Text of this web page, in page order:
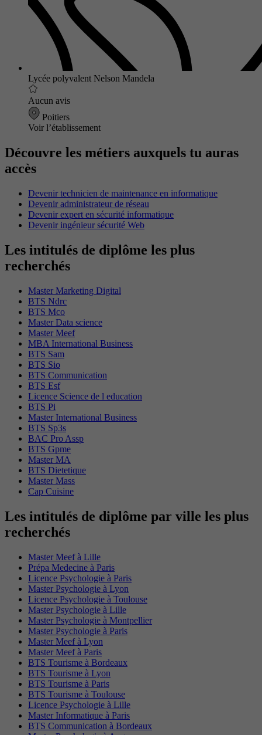
Lycée polyvalent Nelson Mandela
Aucun avis
Poitiers
Voir l’établissement
Découvre les métiers auxquels tu auras
accès
Devenir technicien de maintenance en informatique
Devenir administrateur de réseau
Devenir expert en sécurité informatique
Devenir ingénieur sécurité Web
Les intitulés de diplôme les plus
recherchés
Master Marketing Digital
BTS Ndrc
BTS Mco
Master Data science
Master Meef
MBA International Business
BTS Sam
BTS Sio
BTS Communication
BTS Esf
Licence Science de l education
BTS Pi
Master International Business
BTS Sp3s
BAC Pro Assp
BTS Gpme
Master MA
BTS Dietetique
Master Mass
Cap Cuisine
Les intitulés de diplôme par ville les plus
recherchés
Master Meef à Lille
Prépa Medecine à Paris
Licence Psychologie à Paris
Master Psychologie à Lyon
Licence Psychologie à Toulouse
Master Psychologie à Lille
Master Psychologie à Montpellier
Master Psychologie à Paris
Master Meef à Lyon
Master Meef à Paris
BTS Tourisme à Bordeaux
BTS Tourisme à Lyon
BTS Tourisme à Paris
BTS Tourisme à Toulouse
Licence Psychologie à Lille
Master Informatique à Paris
BTS Communication à Bordeaux